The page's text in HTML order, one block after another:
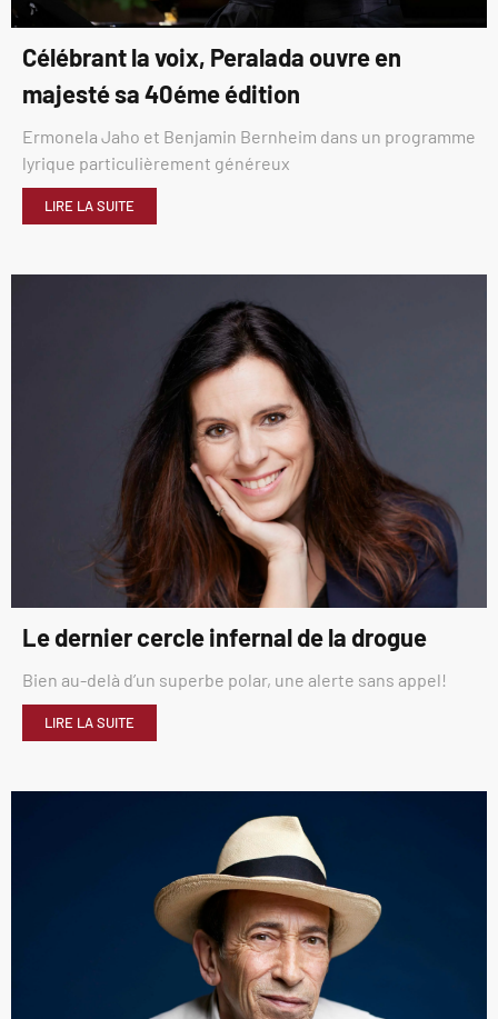
Célébrant la voix, Peralada ouvre en
majesté sa 40éme édition
Ermonela Jaho et Benjamin Bernheim dans un programme
lyrique particulièrement généreux
LIRE LA SUITE
Le dernier cercle infernal de la drogue
Bien au-delà d’un superbe polar, une alerte sans appel!
LIRE LA SUITE